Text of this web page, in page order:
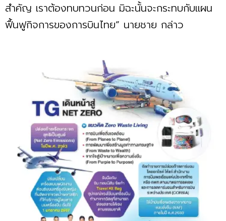
สำคัญ เราต้องทบทวนก่อน มิฉะนั้นจะกระทบกับแผน
ฟื้นฟูกิจการของการบินไทย” นายชาย กล่าว